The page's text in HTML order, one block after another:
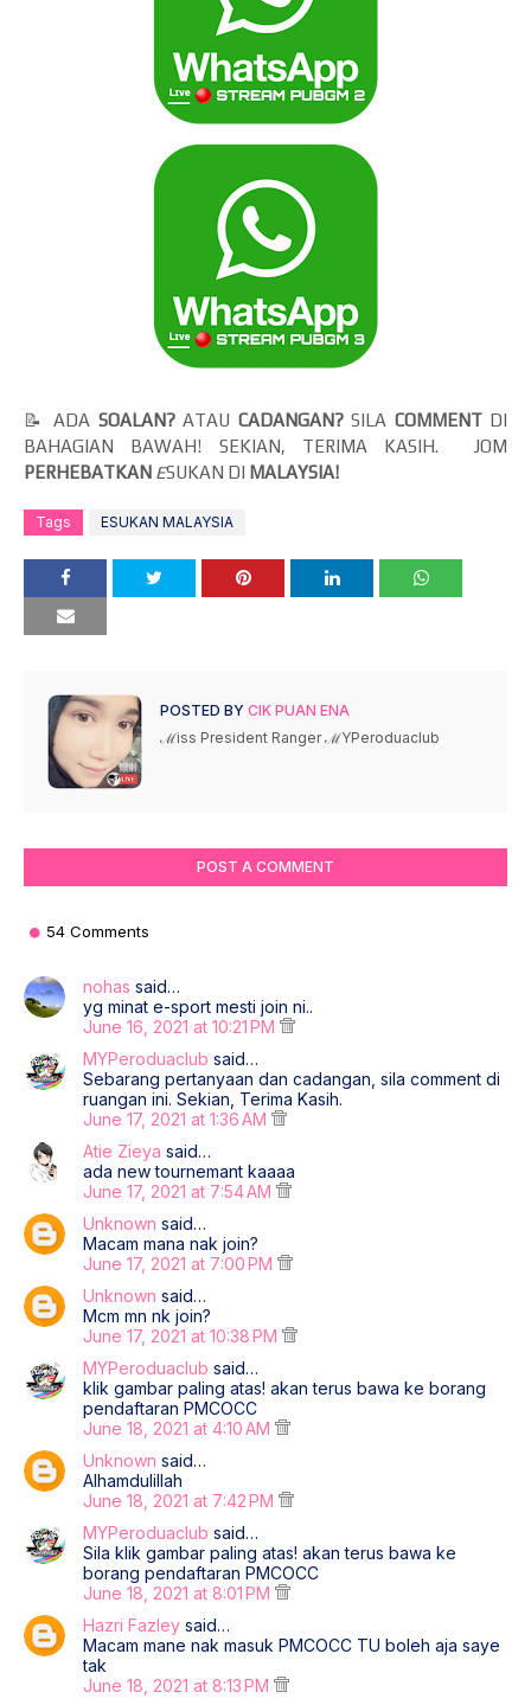
📝 ADA SOALAN?ATAU CADANGAN?SILA COMMENTDI
BAHAGIAN BAWAH! SEKIAN, TERIMA KASIH. JOM
PERHEBATKAN ESUKAN DI MALAYSIA!
Tags ESUKAN MALAYSIA
POSTED BY CIK PUAN ENA
ℳiss President Ranger ℳYPeroduaclub
POST A COMMENT
54 Comments
nohas said…
yg minat e-sport mesti join ni..
June 16, 2021 at 10:21 PM
MYPeroduaclub said…
Sebarang pertanyaan dan cadangan, sila comment di
ruangan ini. Sekian, Terima Kasih.
June 17, 2021 at 1:36 AM
Atie Zieya said…
ada new tournemant kaaaa
June 17, 2021 at 7:54 AM
Unknown said…
Macam mana nak join?
June 17, 2021 at 7:00 PM
Unknown said…
Mcm mn nk join?
June 17, 2021 at 10:38 PM
MYPeroduaclub said…
klik gambar paling atas! akan terus bawa ke borang
pendaftaran PMCOCC
June 18, 2021 at 4:10 AM
Unknown said…
Alhamdulillah
June 18, 2021 at 7:42 PM
MYPeroduaclub said…
Sila klik gambar paling atas! akan terus bawa ke
borang pendaftaran PMCOCC
June 18, 2021 at 8:01 PM
Hazri Fazley said…
Macam mane nak masuk PMCOCC TU boleh aja saye
tak
June 18, 2021 at 8:13 PM